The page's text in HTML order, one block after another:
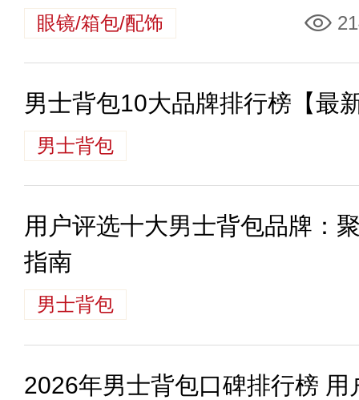
眼镜/箱包/配饰
男士背包10大品牌排行榜【最
男士背包
用户评选十大男士背包品牌：
指南
男士背包
2026年男士背包口碑排行榜